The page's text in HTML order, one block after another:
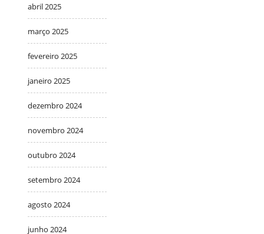
abril 2025
março 2025
fevereiro 2025
janeiro 2025
dezembro 2024
novembro 2024
outubro 2024
setembro 2024
agosto 2024
junho 2024